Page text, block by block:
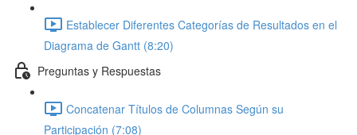
Establecer Diferentes Categorías de Resultados en el
Diagrama de Gantt (8:20)
Preguntas y Respuestas
Concatenar Títulos de Columnas Según su
Participación (7:08)